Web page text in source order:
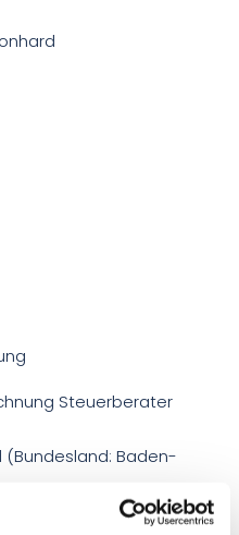
Steuerberater
Baden-